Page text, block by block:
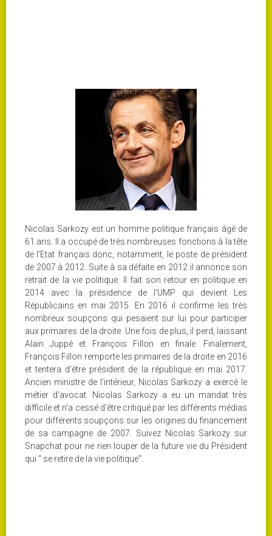
Nicolas Sarkozy est un homme politique français âgé de
61 ans. Il a occupé de très nombreuses fonctions à la tête
de l'Etat français donc, notamment, le poste de président
de 2007 à 2012. Suite à sa défaite en 2012 il annonce son
retrait de la vie politique. Il fait son retour en politique en
2014 avec la présidence de l'UMP qui devient Les
Républicains en mai 2015. En 2016 il confirme les très
nombreux soupçons qui pesaient sur lui pour participer
aux primaires de la droite. Une fois de plus, il perd, laissant
Alain Juppé et François Fillon en finale. Finalement,
François Fillon remporte les primaires de la droite en 2016
et tentera d'être président de la république en mai 2017.
Ancien ministre de l'intérieur, Nicolas Sarkozy a exercé le
métier d'avocat. Nicolas Sarkozy a eu un mandat très
difficile et n'a cessé d'être critiqué par les différents médias
pour différents soupçons sur les origines du financement
de sa campagne de 2007. Suivez Nicolas Sarkozy sur
Snapchat pour ne rien louper de la future vie du Président
qui " se retire de la vie politique".